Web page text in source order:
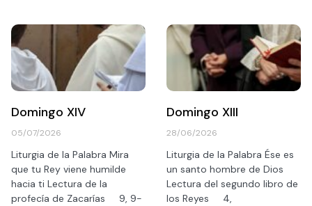
Domingo XIV
05/07/2026
Liturgia de la Palabra Mira
que tu Rey viene humilde
hacia ti Lectura de la
profecía de Zacarías 9, 9-
Domingo XIII
28/06/2026
Liturgia de la Palabra Ése es
un santo hombre de Dios
Lectura del segundo libro de
los Reyes 4,